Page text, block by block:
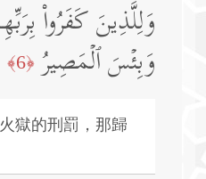
وَلِلَّذِینَ كَفَرُوا۟
وَبِئۡسَ ٱلۡمَصِیرُ ﴿6﴾
獄的刑罰，那歸